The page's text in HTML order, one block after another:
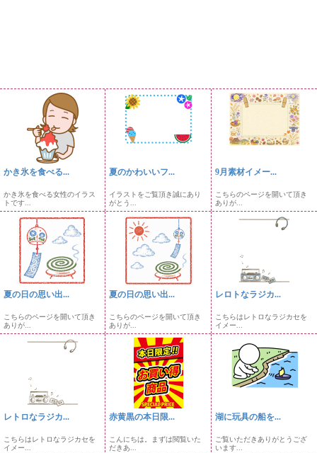
かき氷を食べる...
かき氷を食べる女性のイラス
トです...
夏のかわいいフ...
イラストをご覧頂き誠にあり
がとう...
9月素材イメー...
こちらのページを開いて頂き
ありが...
夏の日の思い出...
こちらのページを開いて頂き
ありが...
夏の日の思い出...
こちらのページを開いて頂き
ありが...
レロトなラジカ...
こちらはレトロなラジカセを
イメー...
レトロなラジカ...
こちらはレトロなラジカセを
イメー...
赤黄黒の本日限...
こんにちは。まずは閲覧いた
だきあ...
湖に玩具の船を...
ご覧いただきありがとうござ
います...